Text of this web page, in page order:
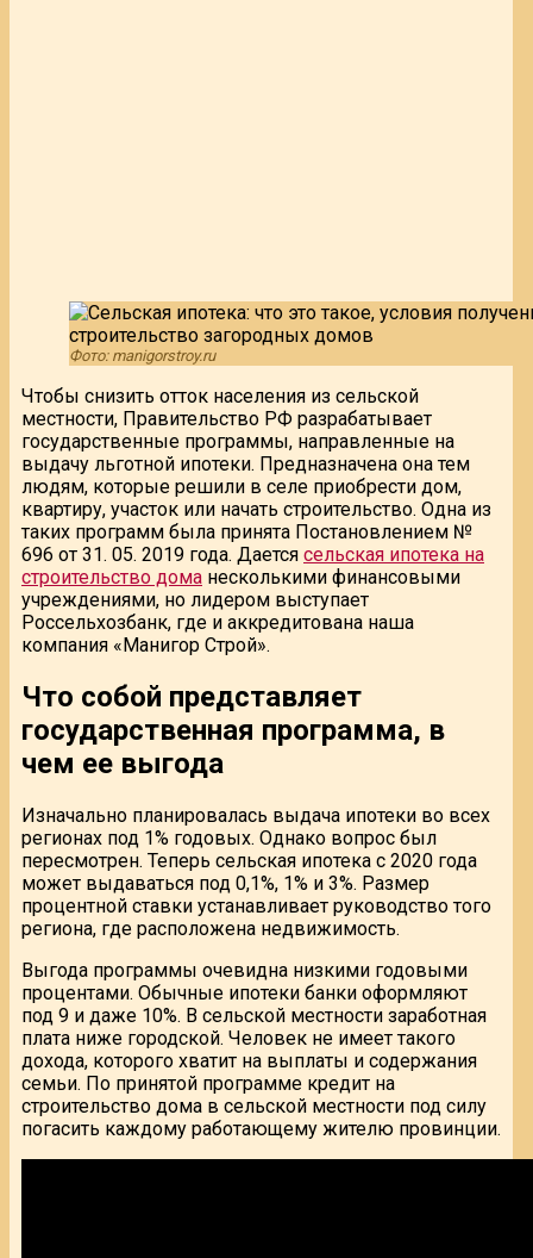
Фото: manigorstroy.ru
Чтобы снизить отток населения из сельской
местности, Правительство РФ разрабатывает
государственные программы, направленные на
выдачу льготной ипотеки. Предназначена она тем
людям, которые решили в селе приобрести дом,
квартиру, участок или начать строительство. Одна из
таких программ была принята Постановлением №
696 от 31. 05. 2019 года. Дается сельская ипотека на
строительство дома несколькими финансовыми
учреждениями, но лидером выступает
Россельхозбанк, где и аккредитована наша
компания «Манигор Строй».
Что собой представляет
государственная программа, в
чем ее выгода
Изначально планировалась выдача ипотеки во всех
регионах под 1% годовых. Однако вопрос был
пересмотрен. Теперь сельская ипотека с 2020 года
может выдаваться под 0,1%, 1% и 3%. Размер
процентной ставки устанавливает руководство того
региона, где расположена недвижимость.
Выгода программы очевидна низкими годовыми
процентами. Обычные ипотеки банки оформляют
под 9 и даже 10%. В сельской местности заработная
плата ниже городской. Человек не имеет такого
дохода, которого хватит на выплаты и содержания
семьи. По принятой программе кредит на
строительство дома в сельской местности под силу
погасить каждому работающему жителю провинции.